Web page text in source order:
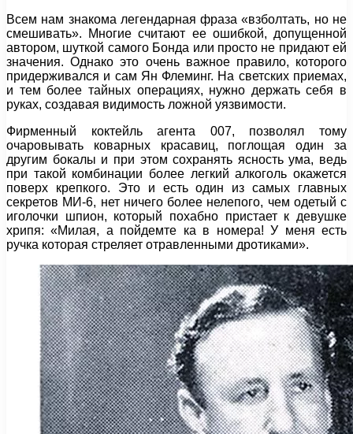
Всем нам знакома легендарная фраза «взболтать, но не
смешивать». Многие считают ее ошибкой, допущенной
автором, шуткой самого Бонда или просто не придают ей
значения. Однако это очень важное правило, которого
придерживался и сам Ян Флеминг. На светских приемах,
и тем более тайных операциях, нужно держать себя в
руках, создавая видимость ложной уязвимости.
Фирменный коктейль агента 007, позволял тому
очаровывать коварных красавиц, поглощая один за
другим бокалы и при этом сохранять ясность ума, ведь
при такой комбинации более легкий алкоголь окажется
поверх крепкого. Это и есть один из самых главных
секретов МИ-6, нет ничего более нелепого, чем одетый с
иголочки шпион, который похабно пристает к девушке
хрипя: «Милая, а пойдемте ка в номера! У меня есть
ручка которая стреляет отравленными дротиками».